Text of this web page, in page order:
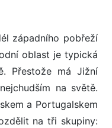
západního pobřeží
oblast je typická
Přestože má Jižní
na světě.
a Portugalskem
na tři skupiny: